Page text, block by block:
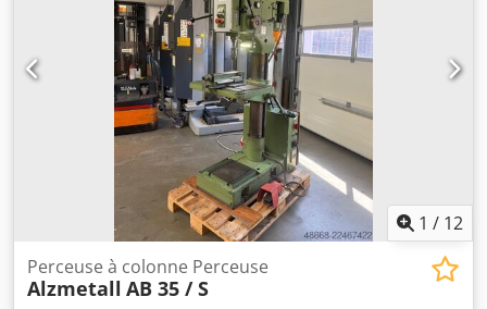
- perceuse à colonne robuste - variation de vitesse en
continu (courroie trapézoïdale) - avance automatique de la
broche * avec commande électromagnétique - moteur à
inversion de polarité - sens de rotation de la broche
(droite/gauche) - butée de profondeur de perçage - table
de machine avec 2 x rainures en T * réglable en hauteur à
l’aide d’une manivelle - bouton d’arrêt d’urgence à l’avant -
manuel d’utilisation (PDF)
1 / 12
Perceuse à colonne Perceuse
Alzmetall AB 35 / S